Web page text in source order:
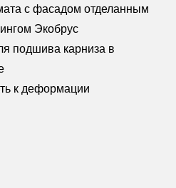
с фасадом отделанным
Экобрус
подшива карниза в
к деформации